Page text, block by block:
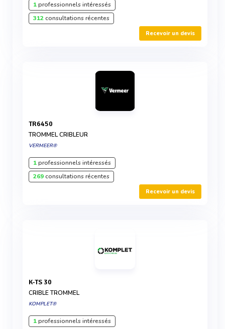
1professionnels intéressés
312consultations récentes
Recevoir un devis
TR6450
TROMMEL CRIBLEUR
VERMEER®
1professionnels intéressés
269consultations récentes
Recevoir un devis
K-TS 30
CRIBLE TROMMEL
KOMPLET®
1professionnels intéressés